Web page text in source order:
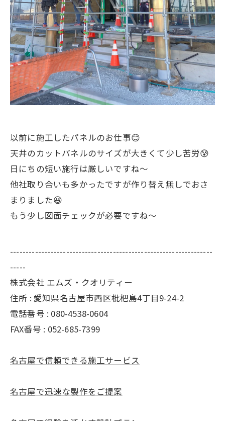
以前に施工したパネルのお仕事😊
天井のカットパネルのサイズが大きくて少し苦労😰
日にちの短い施行は厳しいですね〜
他社取り合いも多かったですが作り替え無しでおさ
まりました😆
もう少し図面チェックが必要ですね〜
-----------------------------------------------------------------
-----
株式会社 エムズ・クオリティー
住所 : 愛知県名古屋市西区枇杷島4丁目9-24-2
電話番号 : 080-4538-0604
FAX番号 : 052-685-7399
名古屋で信頼できる施工サービス
名古屋で迅速な製作をご提案